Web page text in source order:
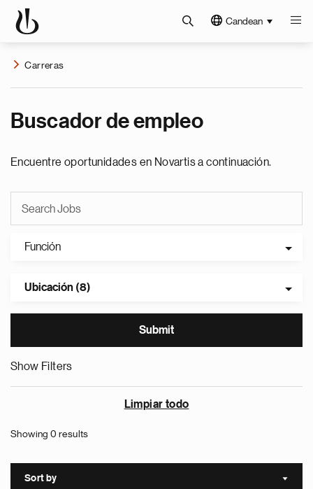
Candean
Carreras
Buscador de empleo
Encuentre oportunidades en Novartis a continuación.
Función
Ubicación (8)
Show Filters
Limpiar todo
Showing 0 results
Sort by Sort